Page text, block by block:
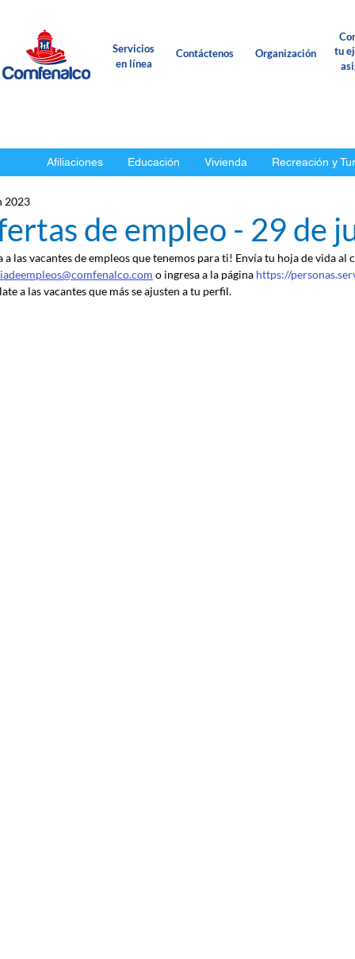
Servicios
en línea
Contáctenos Organización
tu
Afiliaciones Educación Vivienda Recreación y
de empleo - 29 de
2023
a las vacantes de empleos que tenemos para ti! Envía tu hoja de vida al
o ingresa a la página https://
a las vacantes que más se ajusten a tu perfil.